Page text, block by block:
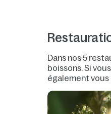
Dans nos 5
boissons. Si
également vous